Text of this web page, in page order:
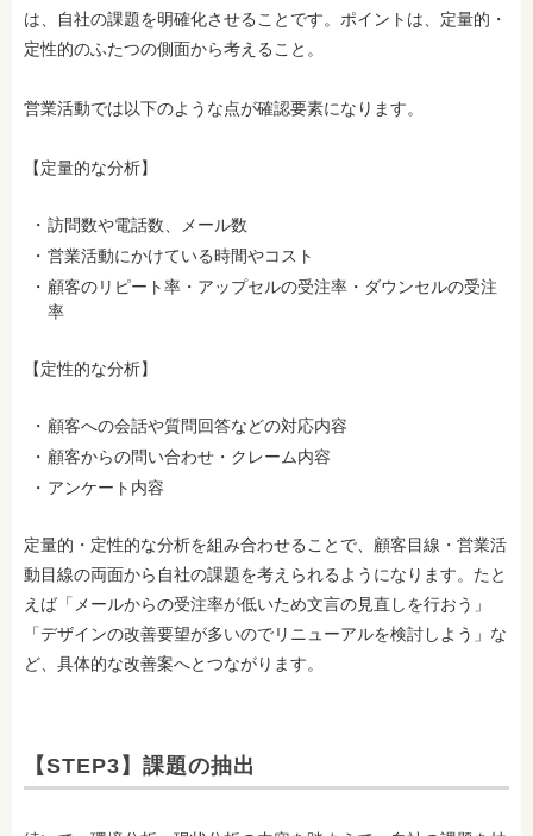
は、自社の課題を明確化させることです。ポイントは、定量的・
定性的のふたつの側面から考えること。
営業活動では以下のような点が確認要素になります。
【定量的な分析】
訪問数や電話数、メール数
営業活動にかけている時間やコスト
顧客のリピート率・アップセルの受注率・ダウンセルの受注
率
【定性的な分析】
顧客への会話や質問回答などの対応内容
顧客からの問い合わせ・クレーム内容
アンケート内容
定量的・定性的な分析を組み合わせることで、顧客目線・営業活
動目線の両面から自社の課題を考えられるようになります。たと
えば「メールからの受注率が低いため文言の見直しを行おう」
「デザインの改善要望が多いのでリニューアルを検討しよう」な
ど、具体的な改善案へとつながります。
【STEP3】課題の抽出